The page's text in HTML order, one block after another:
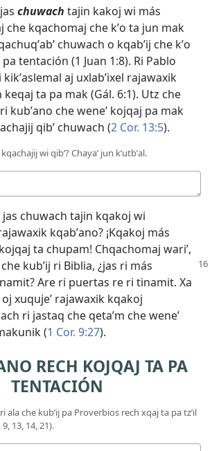
chuwach tajin kakoj wi más
che kqachomaj che kʼo ta jun mak
chuwach o kqabʼij che kʼo
tentación (1 Juan 1:8). Ri Pablo
aj uxlabʼixel rajawaxik
keqaj ta pa mak (Gál. 6:1). Utz che
kubʼano che weneʼ kojqaj pa mak
qibʼ chuwach (2 Cor. 13:5).
wi qibʼ? Chayaʼ jun kʼutbʼal.
jas chuwach tajin kqakoj wi
kqabʼano? ¡Kqakoj más
ta chupam! Chqachomaj wariʼ,
kubʼij ri Biblia, ¿jas ri más
Are ri puertas re ri tinamit. Xa
oj xuqujeʼ rajawaxik kqakoj
ri jastaq che qetaʼm che weneʼ
(1 Cor. 9:27).
RECH KOJQAJ TA PA
TENTACIÓN
ri ala che kubʼij pa Proverbios rech xqaj ta pa tzʼil
13, 14, 21).